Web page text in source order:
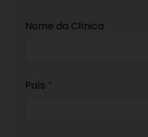
Nome da Clínica
País *